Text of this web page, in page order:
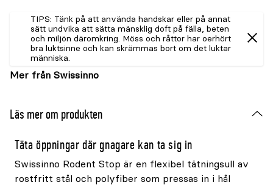
TIPS: Tänk på att använda handskar eller på annat
sätt undvika att sätta mänsklig doft på fälla, beten
och miljön däromkring. Möss och råttor har oerhört
bra luktsinne och kan skrämmas bort om det luktar
människa.
Mer från Swissinno
Läs mer om produkten
Täta öppningar där gnagare kan ta sig in
Swissinno Rodent Stop är en flexibel tätningsull av
rostfritt stål och polyfiber som pressas in i hål